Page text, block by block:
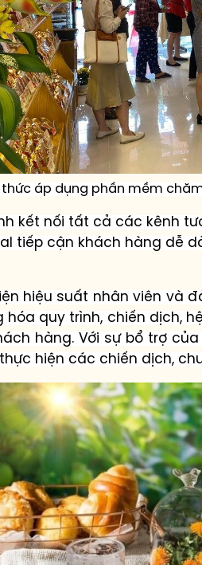
thức áp dụng phần mềm
kết nối tất cả các kênh
tiếp cận khách hàng dễ
hiệu suất nhân viên
hóa quy trình, chiến dịch,
hàng. Với sự bổ trợ
hiện các chiến dịch,